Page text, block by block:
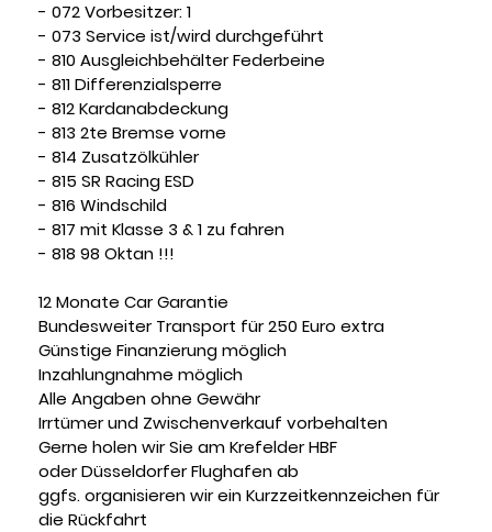
- 072 Vorbesitzer: 1
- 073 Service ist/wird durchgeführt
- 810 Ausgleichbehälter Federbeine
- 811 Differenzialsperre
- 812 Kardanabdeckung
- 813 2te Bremse vorne
- 814 Zusatzölkühler
- 815 SR Racing ESD
- 816 Windschild
- 817 mit Klasse 3 & 1 zu fahren
- 818 98 Oktan !!!
12 Monate Car Garantie
Bundesweiter Transport für 250 Euro extra
Günstige Finanzierung möglich
Inzahlungnahme möglich
Alle Angaben ohne Gewähr
Irrtümer und Zwischenverkauf vorbehalten
Gerne holen wir Sie am Krefelder HBF
oder Düsseldorfer Flughafen ab
ggfs. organisieren wir ein Kurzzeitkennzeichen für
die Rückfahrt